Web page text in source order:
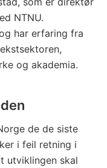
NTNU.
har erfaring fra
og akademia.
de de siste
i feil retning i
utviklingen skal